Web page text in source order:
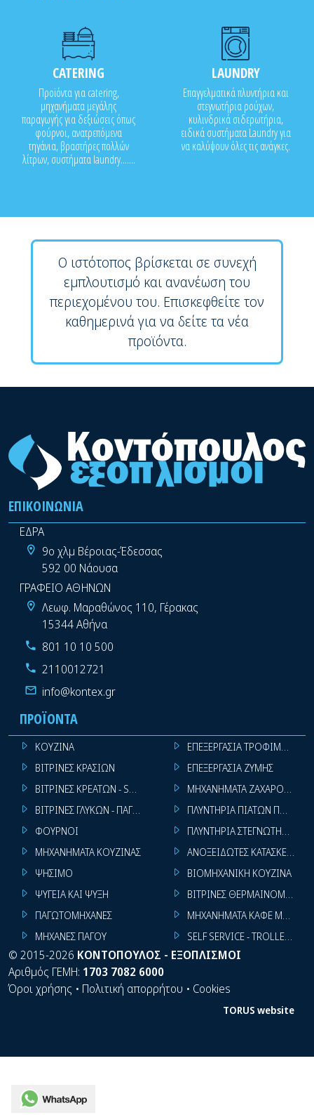
CATERING
Προϊόντα για catering,
μηχανήματα μεγάλης
παραγωγής για δεξιώσεις όπως
φούρνοι, ανατρεπόμενα
τηγάνια, βραστήρες πολλών
λίτρων, συστήματα laundry.......
LAUNDRY
Επαγγελματικά πλυντήρια και
στεγνωτήρια ρούχων,
κυλινδρικά σιδερωτήρια,
ειδικά συστήματα Laundry για
να καλύψουν όλες τις ανάγκες.
Ο ιστότοπος βρίσκεται σε συνεχή
εμπλουτισμό και ανανέωση του
περιεχομένου του. Επισκεφθείτε τον
καθημερινά για να δείτε τα νέα
προϊόντα.
ΕΠΙΚΟΙΝΩΝΊΑ
ΕΔΡΑ
9ο χλμ Βέροιας-Έδεσσας
592 00 Νάουσα
ΓΡΑΦΕΙΟ ΑΘΗΝΩΝ
Λεωφ. Μαραθώνος 110, Γέρακας
15344 Αθήνα
801 10 10 500
2110012721
info@kontex.gr
WhatsApp
ΠΡΟΪΌΝΤΑ
ΚΟΥΖΙΝΑ
ΒΙΤΡΙΝΕΣ ΚΡΑΣΙΩΝ
ΒΙΤΡΙΝΕΣ ΚΡΕΑΤΩΝ - SUPER MARKET
ΒΙΤΡΙΝΕΣ ΓΛΥΚΩΝ - ΠΑΓΩΤΩΝ
ΦΟΥΡΝΟΙ
ΜΗΧΑΝΗΜΑΤΑ ΚΟΥΖΙΝΑΣ
ΨΗΣΙΜΟ
ΨΥΓΕΙΑ ΚΑΙ ΨΥΞΗ
ΠΑΓΩΤΟΜΗΧΑΝΕΣ
ΜΗΧΑΝΕΣ ΠΑΓΟΥ
ΕΠΕΞΕΡΓΑΣΙΑ ΤΡΟΦΙΜΩΝ
ΕΠΕΞΕΡΓΑΣΙΑ ΖΥΜΗΣ
ΜΗΧΑΝΗΜΑΤΑ
ΠΛΥΝΤΗΡΙΑ ΠΙΑΤΩΝ
ΠΛΥΝΤΗΡΙΑ ΣΤΕΓΝΩΤΗΡΙΑ
ΑΝΟΞΕΙΔΩΤΕΣ ΚΑΤΑΣΚΕΥΕΣ
ΒΙΟΜΗΧΑΝΙΚΗ ΚΟΥΖΙΝΑ
ΒΙΤΡΙΝΕΣ ΘΕΡΜΑΙΝΟΜΕΝΕΣ
ΜΗΧΑΝΗΜΑΤΑ ΚΑΦΕ ΜΠΑΡ
SELF SERVICE - TROLLEY -
© 2015-2026 ΚΟΝΤΟΠΟΥΛΟΣ - ΕΞΟΠΛΙΣΜΟΙ
Αριθμός ΓΕΜΗ: 1703 7082 6000
Όροι χρήσης • Πολιτική απορρήτου • Cookies
TORUS website